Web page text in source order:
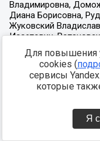
Для повышения
cookies (
сервисы
которые
Я